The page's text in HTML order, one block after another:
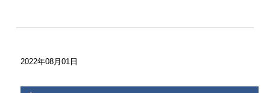
2022年08月01日